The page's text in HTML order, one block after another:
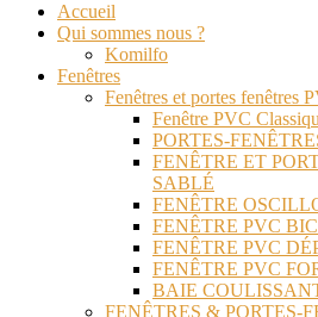
Accueil
Qui sommes nous ?
Komilfo
Fenêtres
Fenêtres et portes fenêtres
Fenêtre PVC
PORTES-
FENÊTRE ET
SABLÉ
FENÊTRE
FENÊTRE PVC
FENÊTRE PVC
FENÊTRE PVC
BAIE
FENÊTRES & PORTES-